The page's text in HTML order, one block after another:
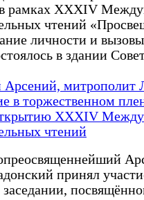
в рамках XXXIV
чтений
личности и вызовы
в здании
митрополит
в торжественном
XXXIV
чтений
принял